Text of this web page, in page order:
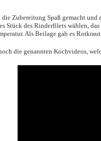
Zubereitung Spaß gemacht und
Stück des Rinderfilets wählen,
Als Beilage gab es
die genannten Kochvideos,